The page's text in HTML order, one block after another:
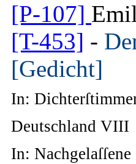
[P-107]
[T-453] -
[Gedicht]
In:
Deutschland VIII
In: